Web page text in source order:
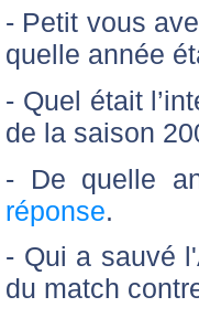
- Petit vous
quelle année
- Quel était
de la saison
- De quelle
réponse.
- Qui a sauvé
du match